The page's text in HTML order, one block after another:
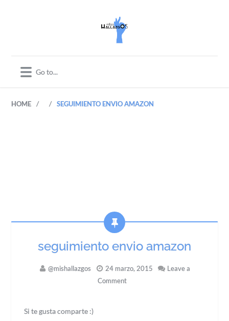
HOME / / SEGUIMIENTO ENVIO AMAZON
seguimiento envio amazon
@mishallazgos 24 marzo, 2015
Leave a
Comment
Si te gusta comparte :)